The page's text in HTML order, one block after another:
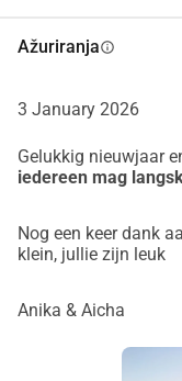
Ažuriranjainfo
3 January 2026
Gelukkig nieuwjaar
iedereen mag
Nog een keer dank
klein, jullie zijn leuk
Anika & Aicha